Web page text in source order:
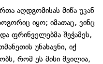
აღდგომისას მიწა უკან
იყო; იმათაც, ვინც
ფრინველებმა შეჭამეს,
უნახავნი, იქ
რომ ეს მისი შვილია,